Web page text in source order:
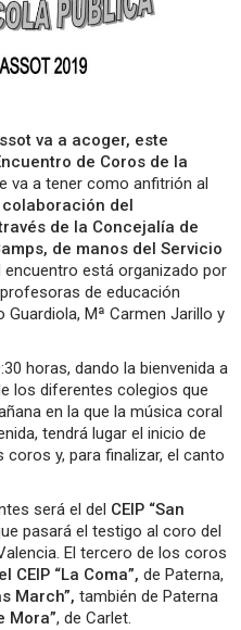
va a acoger, este
de Coros de la
va a tener como anfitrión al
colaboración del
de la Concejalía de
de manos del Servicio
encuentro está organizado por
de educación
Mª Carmen Jarillo y
horas, dando la bienvenida a
los diferentes colegios que
en la que la música coral
tendrá lugar el inicio de
y, para finalizar, el canto
será el del CEIP “San
pasará el testigo al coro del
El tercero de los coros
CEIP “La Coma”, de Paterna,
March”, también de Paterna
Mora”, de Carlet.